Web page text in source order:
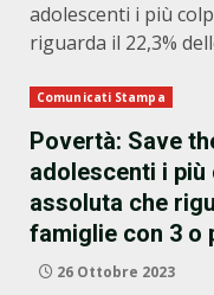
adolescenti i più
riguarda il 22,3%
Comunicati Stampa
Povertà: Save
adolescenti i
assoluta che
famiglie con 3 o
26 Ottobre 2023